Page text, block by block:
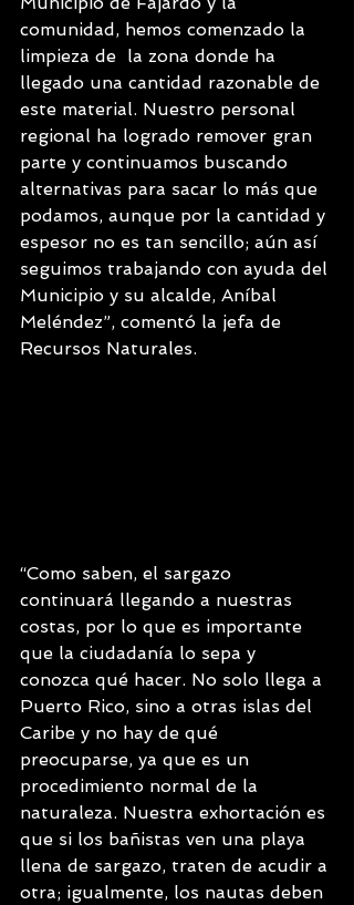
comunidad, hemos comenzado la
limpieza de  la zona donde ha
llegado una cantidad razonable de
este material. Nuestro personal
regional ha logrado remover gran
parte y continuamos buscando
alternativas para sacar lo más que
podamos, aunque por la cantidad y
espesor no es tan sencillo; aún así
seguimos trabajando con ayuda del
Municipio y su alcalde, Aníbal
Meléndez”, comentó la jefa de
Recursos Naturales.
“Como saben, el sargazo
continuará llegando a nuestras
costas, por lo que es importante
que la ciudadanía lo sepa y
conozca qué hacer. No solo llega a
Puerto Rico, sino a otras islas del
Caribe y no hay de qué
preocuparse, ya que es un
procedimiento normal de la
naturaleza. Nuestra exhortación es
que si los bañistas ven una playa
llena de sargazo, traten de acudir a
otra; igualmente, los nautas deben